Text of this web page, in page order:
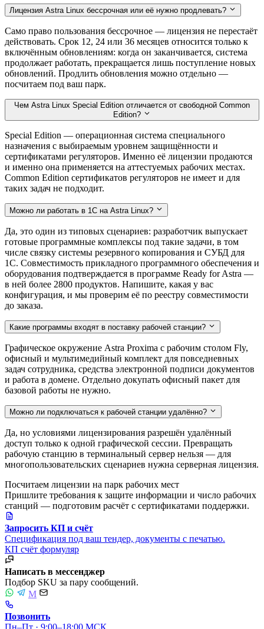
Лицензия Astra Linux бессрочная или её нужно продлевать?
Само право пользования бессрочное — лицензия не перестаёт
действовать. Срок 12, 24 или 36 месяцев относится только к
включённым обновлениям: когда он заканчивается, система
продолжает работать, прекращается лишь поступление новых
обновлений. Продлить обновления можно отдельно —
посчитаем под ваш парк.
Чем Astra Linux Special Edition отличается от свободной Common
Edition?
Special Edition — операционная система специального
назначения с выбираемым уровнем защищённости и
сертификатами регуляторов. Именно её лицензии продаются
и именно она применяется на аттестуемых рабочих местах.
Common Edition сертификатов регуляторов не имеет и для
таких задач не подходит.
Можно ли работать в 1С на Astra Linux?
Да, это один из типовых сценариев: разработчик выпускает
готовые программные комплексы под такие задачи, в том
числе связку системы резервного копирования и СУБД для
1С. Совместимость прикладного программного обеспечения и
оборудования подтверждается в программе Ready for Astra —
в ней более 2800 продуктов. Напишите, какая у вас
конфигурация, и мы проверим её по реестру совместимости
до заказа.
Какие программы входят в поставку рабочей станции?
Графическое окружение Astra Proxima с рабочим столом Fly,
офисный и мультимедийный комплект для повседневных
задач сотрудника, средства электронной подписи документов
и работа в домене. Отдельно докупать офисный пакет для
базовой работы не нужно.
Можно ли подключаться к рабочей станции удалённо?
Да, но условиями лицензирования разрешён удалённый
доступ только к одной графической сессии. Превращать
рабочую станцию в терминальный сервер нельзя — для
многопользовательских сценариев нужна серверная лицензия.
Посчитаем лицензии на парк рабочих мест
Пришлите требования к защите информации и число рабочих
станций — подготовим расчёт с сертификатами поддержки.
Запросить КП и счёт
Спецификация под ваш тендер, документы с печатью.
КП счёт формуляр
Написать в мессенджер
Подбор SKU за пару сообщений.
M
Позвонить